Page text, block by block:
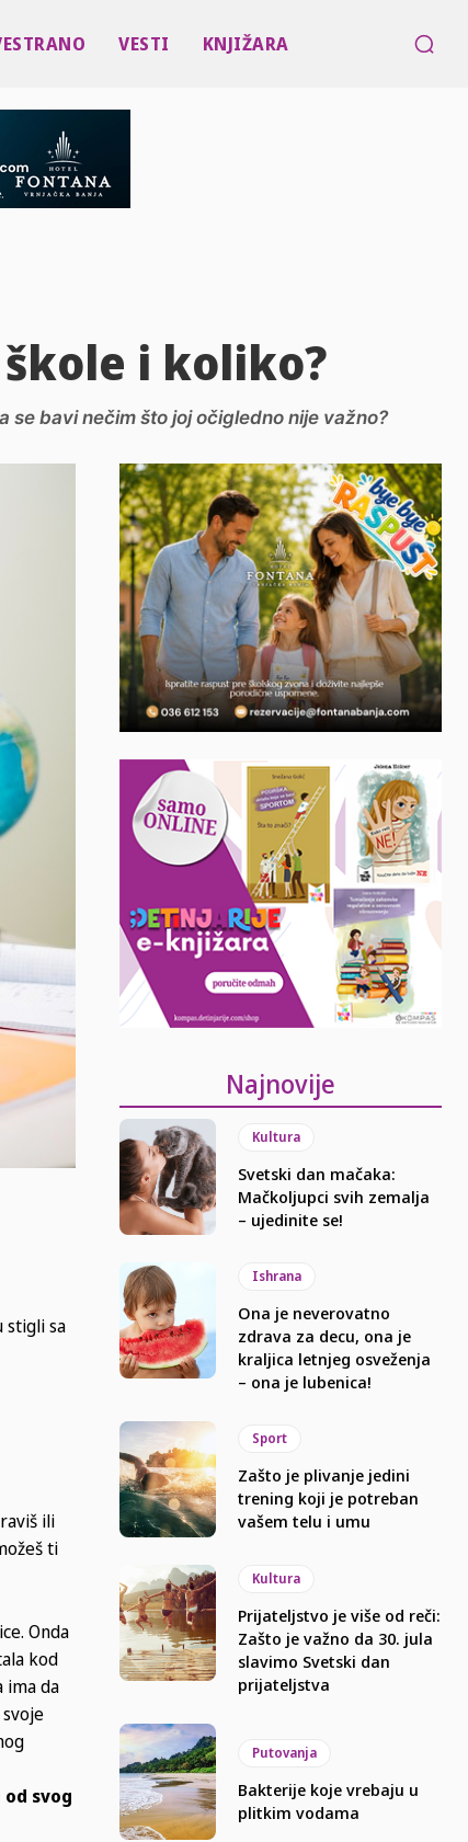
VESTI KNJIŽARA
i koliko?
se bavi nečim što joj očigledno nije važno?
stigli sa
ili
ti
Onda
kod
ima da
svog
Najnovije
Kultura
Svetski dan mačaka:
Mačkoljupci svih zemalja
– ujedinite se!
Ishrana
Ona je neverovatno
zdrava za decu, ona je
kraljica letnjeg osveženja
– ona je lubenica!
Sport
Zašto je plivanje jedini
trening koji je potreban
vašem telu i umu
Kultura
Prijateljstvo je više od reči:
Zašto je važno da 30. jula
slavimo Svetski dan
prijateljstva
Putovanja
Bakterije koje vrebaju u
plitkim vodama